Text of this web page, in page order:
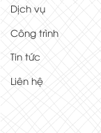
Dịch vụ
Công trình
Tin tức
Liên hệ